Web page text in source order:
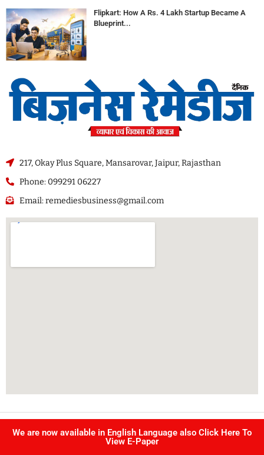
Flipkart: How A Rs. 4 Lakh Startup Became A
Blueprint...
217, Okay Plus Square, Mansarovar, Jaipur, Rajasthan
Phone: 099291 06227
Email: remediesbusiness@gmail.com
We are now available in English Language also Click Here To
View E-Paper
Copyright @ Singhvi publication Pvt Ltd. | All right reserved –
Developed byIJS INFOTECH